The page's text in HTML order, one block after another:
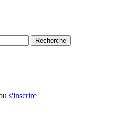
Recherche
s'inscrire